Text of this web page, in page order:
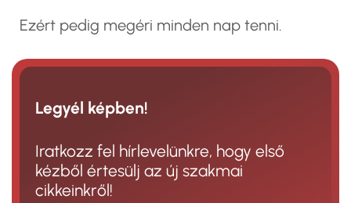
Ezért pedig megéri minden nap tenni.
Legyél képben!
Iratkozz fel hírlevelünkre, hogy első
kézből értesülj az új szakmai
cikkeinkről!